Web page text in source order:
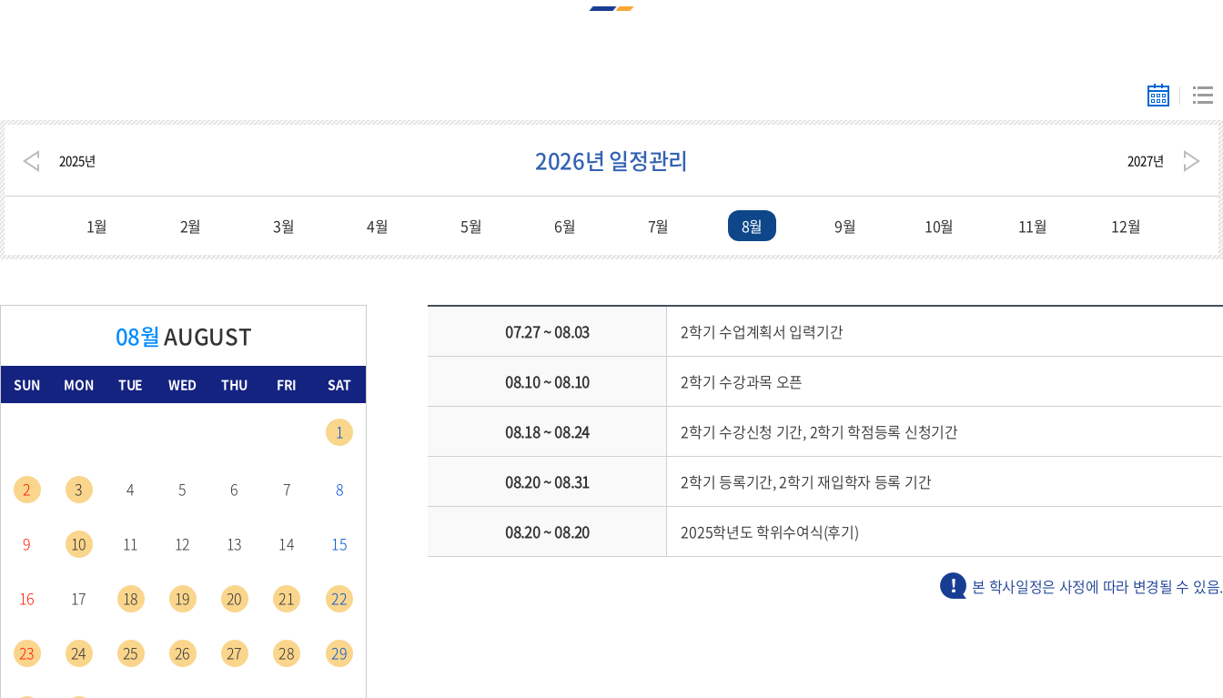
앨
범
형
리
스
트
형
2025년 2026년 일정관리 2027년
1월 2월 3월 4월 5월 6월 7월 8월 9월 10월 11월 12월
08월AUGUST
SUN MON TUE WED THU FRI SAT
1
2 3 4 5 6 7 8
9 10 11 12 13 14 15
16 17 18 19 20 21 22
23 24 25 26 27 28 29
07.27 ~ 08.03 2학기 수업계획서 입력기간
08.10 ~ 08.10 2학기 수강과목 오픈
08.18 ~ 08.24 2학기 수강신청 기간, 2학기 학점등록 신청기간
08.20 ~ 08.31 2학기 등록기간, 2학기 재입학자 등록 기간
08.20 ~ 08.20 2025학년도 학위수여식(후기)
본 학사일정은 사정에 따라 변경될 수 있음.